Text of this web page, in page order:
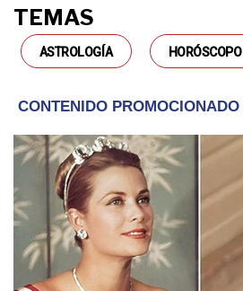
TEMAS
ASTROLOGÍA HORÓSCOPO